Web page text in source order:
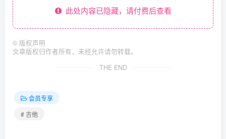
此处内容已隐藏，请付费后查看
© 版权声明
文章版权归作者所有，未经允许请勿转载。
THE END
会员专享
# 吉他